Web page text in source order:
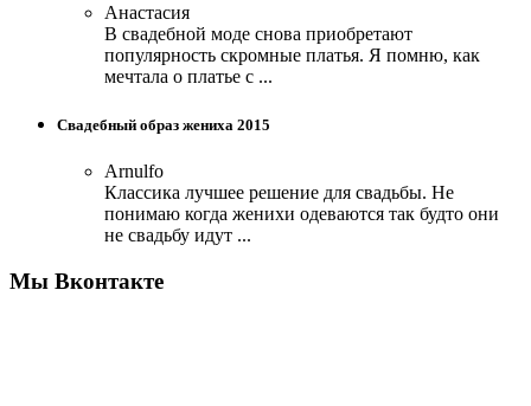
Анастасия
В свадебной моде снова приобретают
популярность скромные платья. Я помню, как
мечтала о платье с ...
Свадебный образ жениха 2015
Arnulfo
Классика лучшее решение для свадьбы. Не
понимаю когда женихи одеваются так будто они
не свадьбу идут ...
Мы Вконтакте